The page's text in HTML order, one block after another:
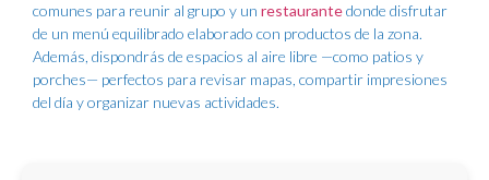
comunes para reunir al grupo y un restaurantedonde disfrutar
de un menú equilibrado elaborado con productos de la zona.
Además, dispondrás de espacios al aire libre —como patios y
porches— perfectos para revisar mapas, compartir impresiones
del día y organizar nuevas actividades.